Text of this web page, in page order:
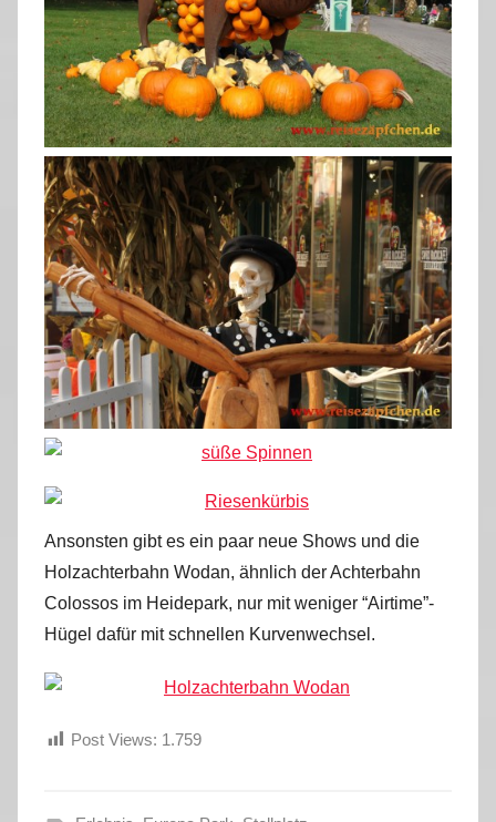
Ansonsten gibt es ein paar neue Shows und die
Holzachterbahn Wodan, ähnlich der Achterbahn
Colossos im Heidepark, nur mit weniger “Airtime”-
Hügel dafür mit schnellen Kurvenwechsel.
Post Views: 1.759